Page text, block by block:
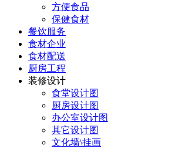
方便食品
保健食材
餐饮服务
食材企业
食材配送
厨房工程
装修设计
食堂设计图
厨房设计图
办公室设计图
其它设计图
文化墙\挂画